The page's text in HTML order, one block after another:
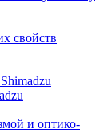
свойств
и оптико-